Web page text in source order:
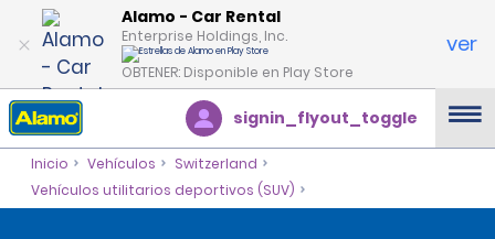
Alamo - Car Rental
Enterprise Holdings, Inc.
OBTENER: Disponible en Play Store
ver
signin_flyout_toggle
Inicio Vehículos
Switzerland
Vehículos utilitarios deportivos (SUV)